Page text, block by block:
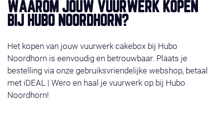
WAAROM JOUW VUURWERK KOPEN
BIJ HUBO NOORDHORN?
Het kopen van jouw vuurwerk cakebox bij Hubo
Noordhorn is eenvoudig en betrouwbaar. Plaats je
bestelling via onze gebruiksvriendelijke webshop, betaal
met iDEAL | Wero en haal je vuurwerk op bij Hubo
Noordhorn!